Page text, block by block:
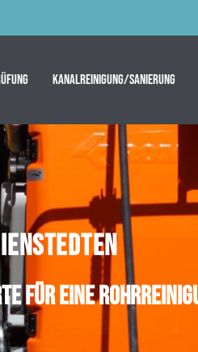
Kanalreinigung/Sanierung
für eine